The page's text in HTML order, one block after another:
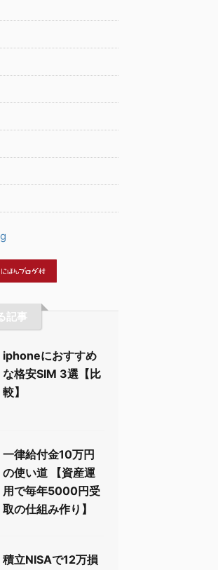
記事
iphoneにおすすめ
な格安SIM 3選【比
較】
一律給付金10万円
の使い道 【資産運
用で毎年5000円受
取の仕組み作り】
積立NISAで12万損